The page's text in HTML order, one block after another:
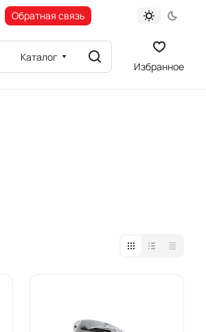
Обратная связь
Каталог
Избранное